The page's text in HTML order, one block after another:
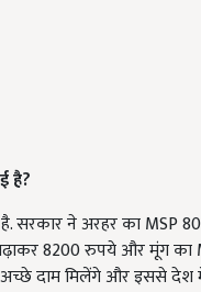
है?
है. सरकार ने अरहर का
8200 रुपये और मूंग
अच्छे दाम मिलेंगे और इससे देश